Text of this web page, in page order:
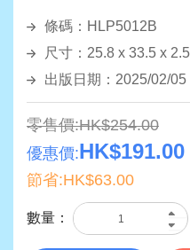
條碼：HLP5012B
尺寸：25.8 x 33.5 x
出版日期：2025/02/05
零售價:HK$254.00
優惠價:HK$191.00
節省:HK$63.00
數量：